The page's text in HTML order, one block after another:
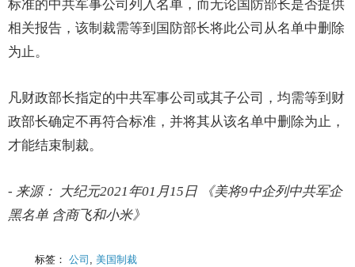
标准的中共军事公司列入名单，而无论国防部长是否提供
相关报告，该制裁需等到国防部长将此公司从名单中删除
为止。
凡财政部长指定的中共军事公司或其子公司，均需等到财
政部长确定不再符合标准，并将其从该名单中删除为止，
才能结束制裁。
- 来源： 大纪元2021年01月15日 《美将9中企列中共军企
黑名单 含商飞和小米》
标签： 公司 美国制裁